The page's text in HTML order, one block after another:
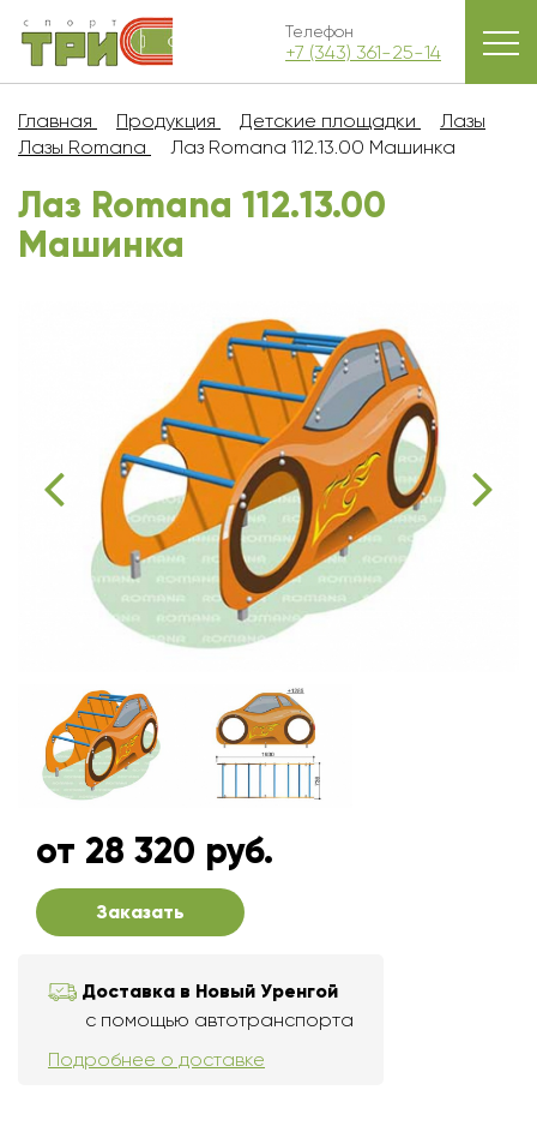
Телефон
+7 (343) 361-25-14
Главная Продукция Детские площадки
Лазы
Лазы Romana
Лаз Romana 112.13.00 Машинка
Лаз Romana 112.13.00
Машинка
от 28 320 руб.
Заказать
Доставка в Новый Уренгой
с помощью автотранспорта
Подробнее о доставке